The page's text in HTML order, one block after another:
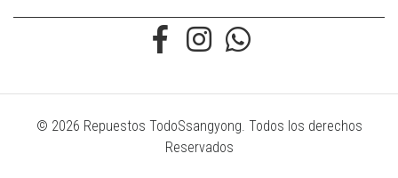
© 2026 Repuestos TodoSsangyong. Todos los derechos
Reservados